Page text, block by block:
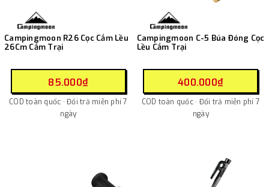
Campingmoon R26 Cọc Cắm Lều
26Cm Cắm Trại
85.000₫
COD toàn quốc · Đổi trả miễn phí 7
ngày
Campingmoon C-5 Búa Đóng Cọc
Lều Cắm Trại
400.000₫
COD toàn quốc · Đổi trả miễn phí 7
ngày